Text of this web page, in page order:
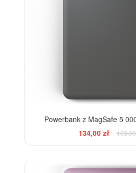
Powerbank z MagSafe 5
134,00 zł
169,00